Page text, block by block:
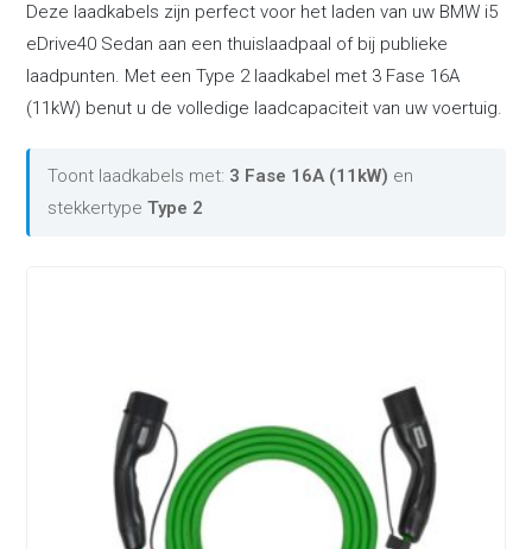
Deze laadkabels zijn perfect voor het laden van uw BMW i5
eDrive40 Sedan aan een thuislaadpaal of bij publieke
laadpunten. Met een Type 2 laadkabel met 3 Fase 16A
(11kW) benut u de volledige laadcapaciteit van uw voertuig.
Toont laadkabels met: 3 Fase 16A (11kW) en
stekkertypeType 2